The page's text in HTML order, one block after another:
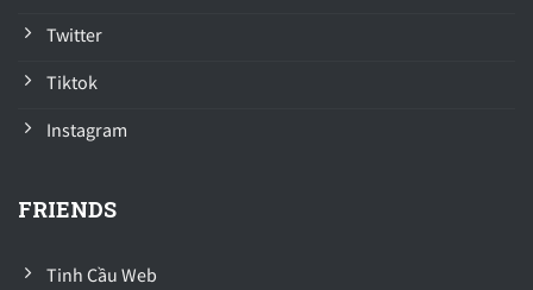
Twitter
Tiktok
Instagram
FRIENDS
Tinh Cầu Web